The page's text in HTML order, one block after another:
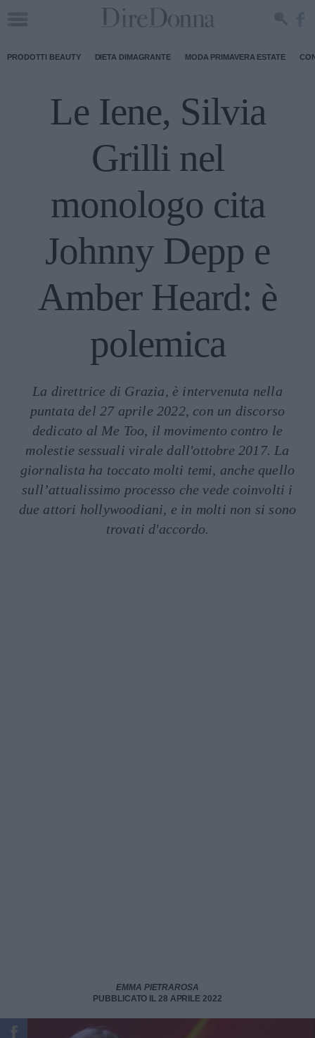
PRODOTTI BEAUTY DIETA DIMAGRANTE MODA PRIMAVERA ESTATE
Le Iene, Silvia
Grilli nel
monologo cita
Johnny Depp e
Amber Heard: è
polemica
La direttrice di Grazia, è intervenuta nella
puntata del 27 aprile 2022, con un discorso
dedicato al Me Too, il movimento contro le
molestie sessuali virale dall'ottobre 2017. La
giornalista ha toccato molti temi, anche quello
sull’attualissimo processo che vede coinvolti i
due attori hollywoodiani, e in molti non si sono
trovati d'accordo.
EMMA PIETRAROSA
PUBBLICATO IL 28 APRILE 2022